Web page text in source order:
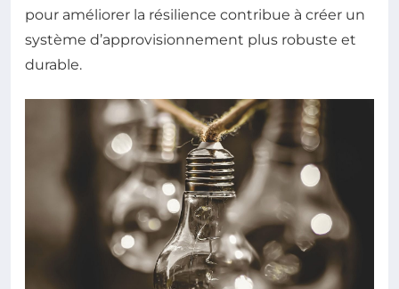
pour améliorer la résilience contribue à créer un
système d’approvisionnement plus robuste et
durable.